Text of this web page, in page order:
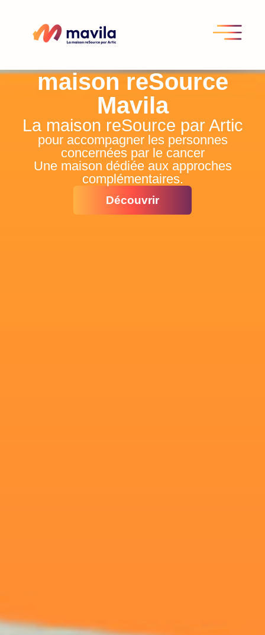
maison reSource
Mavila
La maison reSource par Artic
pour accompagner les personnes
concernées par le cancer
Une maison dédiée aux approches
complémentaires.
Découvrir